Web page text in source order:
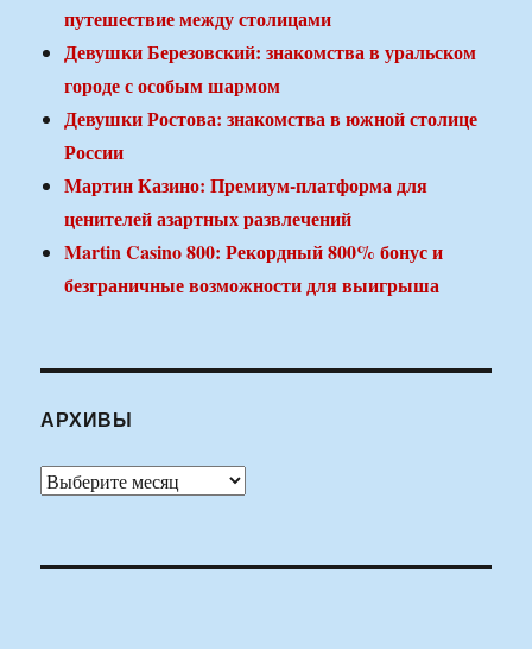
путешествие между столицами
Девушки Березовский: знакомства в уральском
городе с особым шармом
Девушки Ростова: знакомства в южной столице
России
Мартин Казино: Премиум-платформа для
ценителей азартных развлечений
Martin Casino 800: Рекордный 800% бонус и
безграничные возможности для выигрыша
АРХИВЫ
Архивы